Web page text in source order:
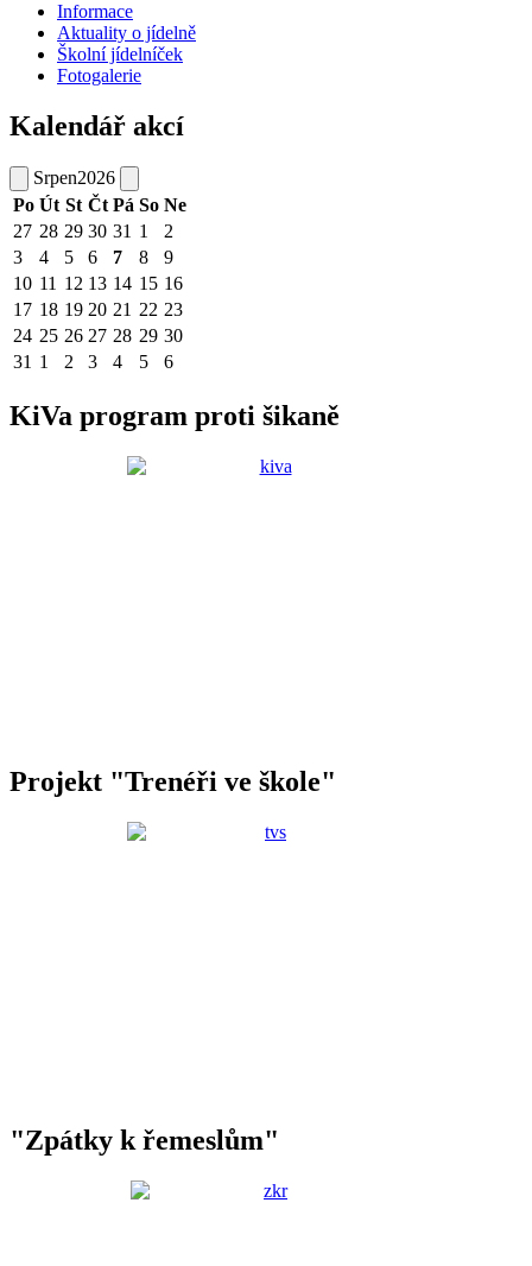
Informace
Aktuality o jídelně
Školní jídelníček
Fotogalerie
Kalendář akcí
Srpen2026
Po Út St Čt Pá So Ne
27 28 29 30 31 1
2
3
4 5 6 7 8
9
10 11 12 13 14 15 16
17 18 19 20 21 22 23
24 25 26 27 28 29 30
31 1 2 3 4 5 6
KiVa program proti šikaně
Projekt "Trenéři ve škole"
"Zpátky k řemeslům"